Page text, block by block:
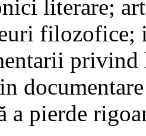
literare;
filozofice;
privind
a pierde